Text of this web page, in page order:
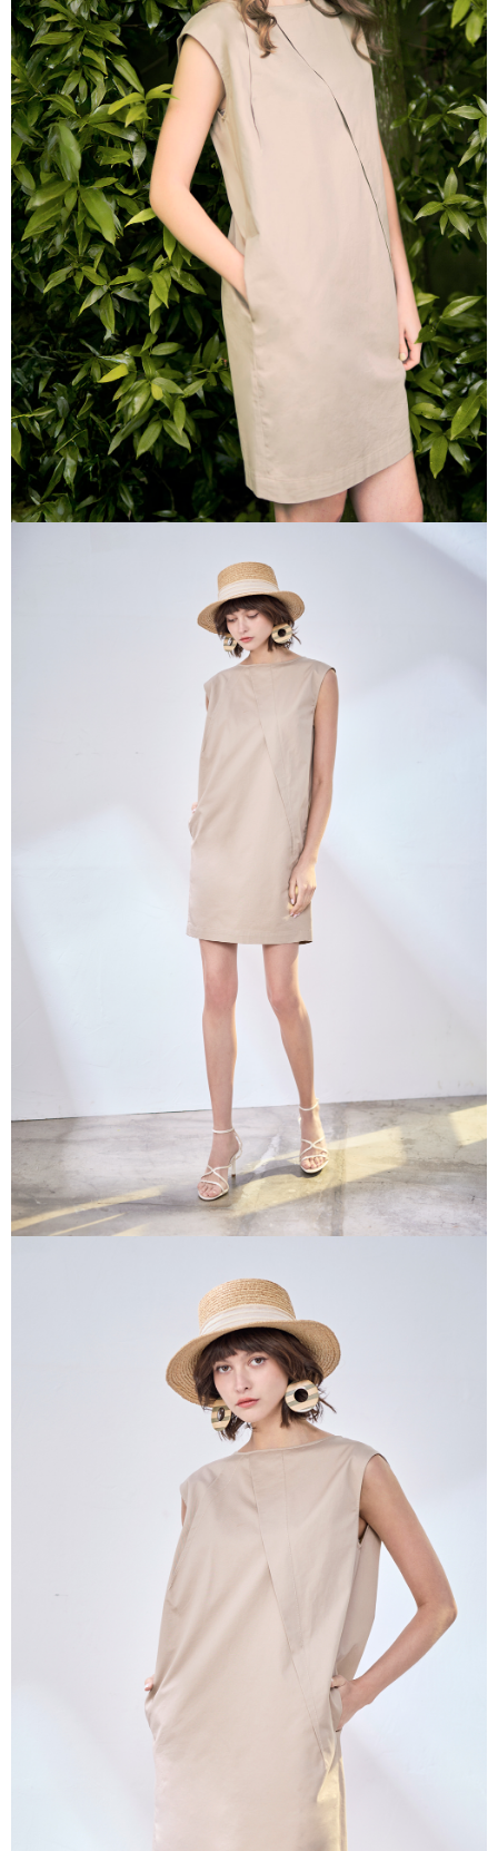
資料（包含姓名、電話或地址）提供予台灣大哥大進項蒐集、處理及利用，
由本公司與您本人進行分期帳單所需資料之確認、核對及更正。
3.完整用戶服務條款，請詳閱以下連結：https://oppay.tw/userRule
每筆NT$80，滿NT$1,000(含以上)免運費